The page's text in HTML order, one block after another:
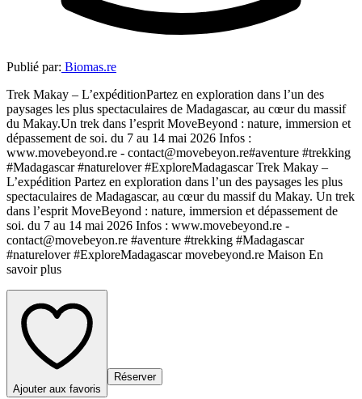
Publié par: Biomas.re
Trek Makay – L’expéditionPartez en exploration dans l’un des
paysages les plus spectaculaires de Madagascar, au cœur du massif
du Makay.Un trek dans l’esprit MoveBeyond : nature, immersion et
dépassement de soi. du 7 au 14 mai 2026 Infos :
www.movebeyond.re - contact@movebeyon.re#aventure #trekking
#Madagascar #naturelover #ExploreMadagascar Trek Makay –
L’expédition Partez en exploration dans l’un des paysages les plus
spectaculaires de Madagascar, au cœur du massif du Makay. Un trek
dans l’esprit MoveBeyond : nature, immersion et dépassement de
soi. du 7 au 14 mai 2026 Infos : www.movebeyond.re -
contact@movebeyon.re #aventure #trekking #Madagascar
#naturelover #ExploreMadagascar movebeyond.re Maison En
savoir plus
Ajouter aux favoris
Réserver